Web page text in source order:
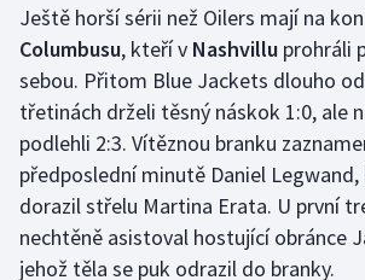
Judo
Krasobruslení
Lezení
Lyže a snowboard
Moderní pětiboj
Ještě horší sérii než Oilers mají na
Columbusu, kteří v Nashvillu prohráli
sebou. Přitom Blue Jackets dlouho
třetinách drželi těsný náskok 1:0, ale
podlehli 2:3. Vítěznou branku
předposlední minutě Daniel
dorazil střelu Martina Erata. U první
nechtěně asistoval hostující obránce
jehož těla se puk odrazil do branky.